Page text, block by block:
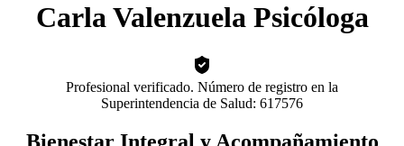
Carla Valenzuela Psicóloga
Profesional verificado. Número de registro en la
Superintendencia de Salud: 617576
Bienestar Integral y Acompañamiento